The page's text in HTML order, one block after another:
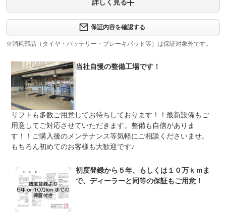
保証項目 -
修理回数 -
免責金 無し
保証修理
受付先
-
法定整備
整備付 法定12ヶ月または法定24ヶ月点検整備付
※車検なし・車検整備付の場合は法定24ヶ月点検整備付
※商用車は6ヶ月または12ヶ月点検整備付
１．契約後～納車までに法定点検を実施致します。２．点
用意しております。詳細は販売スタッフまで。
詳しく見る
保証内容を確認する
※消耗部品（タイヤ・バッテリー・ブレーキパッド等）は保証対象外です。
当社自慢の整備工場です！
リフトも多数ご用意してお待ちしております！！最新設備もご
用意してご対応させていただきます。整備も自信がありま
す！！ご購入後のメンテナンス等気軽にご相談くださいませ。
もちろん初めてのお客様も大歓迎です♪
初度登録から５年、もしくは１０万ｋｍま
で、ディーラーと同等の保証もご用意！